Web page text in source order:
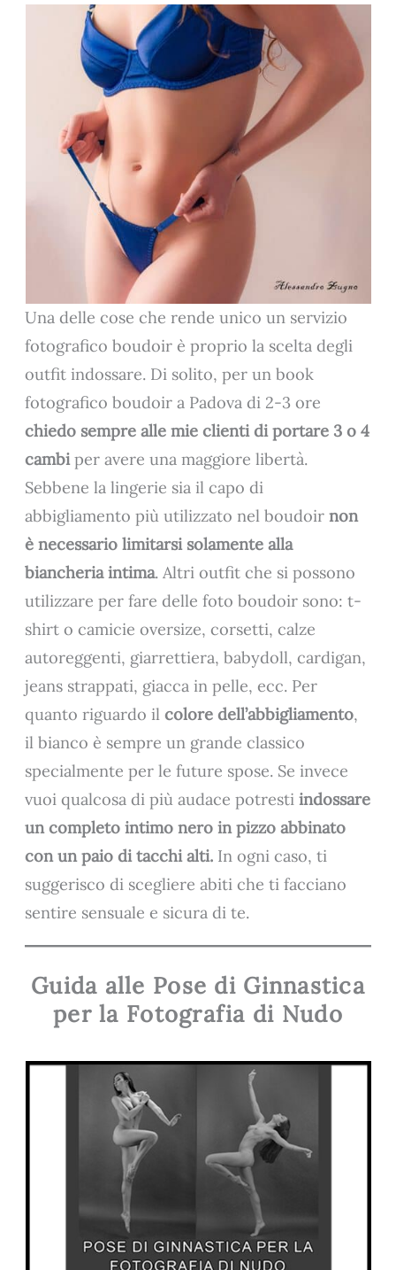
Una delle cose che rende unico un servizio
fotografico boudoir è proprio la scelta degli
outfit indossare. Di solito, per un book
fotografico boudoir a Padova di 2-3 ore
chiedo sempre alle mie clienti di portare 3 o 4
cambiper avere una maggiore libertà.
Sebbene la lingerie sia il capo di
abbigliamento più utilizzato nel boudoirnon
è necessario limitarsi solamente alla
biancheria intima. Altri outfit che si possono
utilizzare per fare delle foto boudoir sono: t-
shirt o camicie oversize, corsetti, calze
autoreggenti, giarrettiera, babydoll, cardigan,
jeans strappati, giacca in pelle, ecc. Per
quanto riguardo ilcolore dell’abbigliamento,
il bianco è sempre un grande classico
specialmente per le future spose. Se invece
vuoi qualcosa di più audace potrestiindossare
un completo intimo nero in pizzo abbinato
con un paio di tacchi alti. In ogni caso, ti
suggerisco di scegliere abiti che ti facciano
sentire sensuale e sicura di te.
Guida alle Pose di Ginnastica
per la Fotografia di Nudo